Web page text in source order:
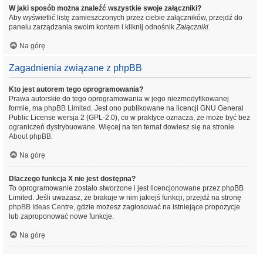
W jaki sposób można znaleźć wszystkie swoje załączniki?
Aby wyświetlić listę zamieszczonych przez ciebie załączników, przejdź do
panelu zarządzania swoim kontem i kliknij odnośnikZałączniki.
Na górę
Zagadnienia związane z phpBB
Kto jest autorem tego oprogramowania?
Prawa autorskie do tego oprogramowania w jego niezmodyfikowanej
formie, ma phpBB Limited . Jest ono publikowane na licencji GNU General
Public License wersja 2 (GPL-2.0), co w praktyce oznacza, że może być bez
ograniczeń dystrybuowane. Więcej na ten temat dowiesz się na stronie
About phpBB.
Na górę
Dlaczego funkcja X nie jest dostępna?
To oprogramowanie zostało stworzone i jest licencjonowane przez phpBB
Limited. Jeśli uważasz, że brakuje w nim jakiejś funkcji, przejdź na stronę
phpBB Ideas Centre, gdzie możesz zagłosować na istniejące propozycje
lub zaproponować nowe funkcje.
Na górę